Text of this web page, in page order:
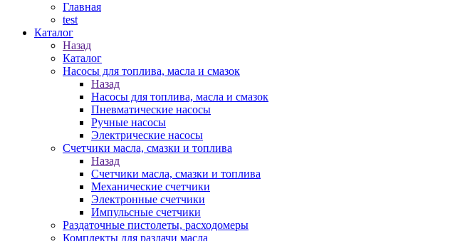
Главная
test
Каталог
Назад
Каталог
Насосы для топлива, масла и смазок
Назад
Насосы для топлива, масла и смазок
Пневматические насосы
Ручные насосы
Электрические насосы
Счетчики масла, смазки и топлива
Назад
Счетчики масла, смазки и топлива
Механические счетчики
Электронные счетчики
Импульсные счетчики
Раздаточные пистолеты, расходомеры
Комплекты для раздачи масла